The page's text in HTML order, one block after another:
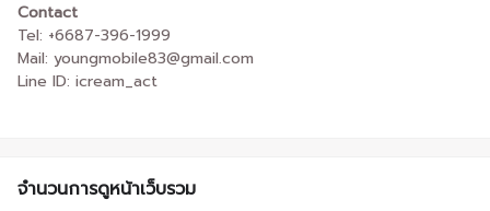
Contact
Tel: +6687-396-1999
Mail: youngmobile83@gmail.com
Line ID: icream_act
จำนวนการดูหน้าเว็บรวม